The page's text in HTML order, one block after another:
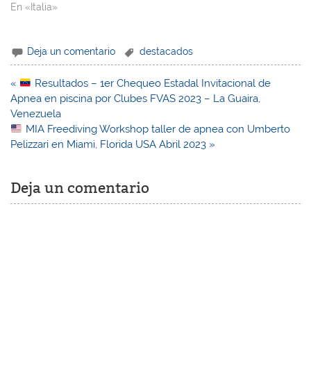
En «Italia»
Deja un comentario destacados
Navegación
de
entradas
«
Resultados – 1er Chequeo Estadal Invitacional de
Apnea en piscina por Clubes FVAS 2023 – La Guaira,
Venezuela
MIA Freediving Workshop taller de apnea con Umberto
Pelizzari en Miami, Florida USA Abril 2023 »
Deja un comentario